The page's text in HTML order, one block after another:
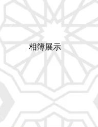
相簿展示